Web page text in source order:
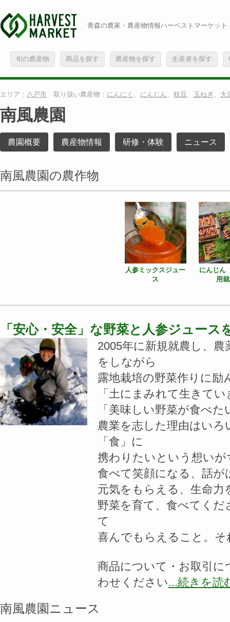
青森の農家・農産物情報ハーベストマーケット
旬の農産物 商品を探す 農産物を探す 生産者を探す
エリア： 八戸市 取り扱い農産物： にんにく 、 にんじん、 枝豆、 玉ねぎ、 大
南風農園
農園概要 農産物情報 研修・体験 ニュース
南風農園の農作物
人参ミックスジュー
ス
にんじん
用
「安心・安全」な野菜と人参ジュース
2005年に新規就農し、
をしながら
露地栽培の野菜作りに励
「土にまみれて生きて
「美味しい野菜が食べ
農業を志した理由はい
「食」に
携わりたいという想い
食べて笑顔になる、話が
元気をもらえる、生命
野菜を育て、食べてく
て
喜んでもらえること。
商品について・お取引
わせください...続きを読
南風農園ニュース